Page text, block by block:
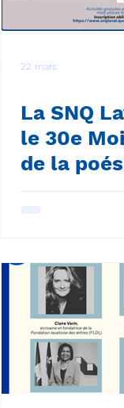
22 mars
La SNQ
le 30e
de la
et la 20e
(JMLDA)